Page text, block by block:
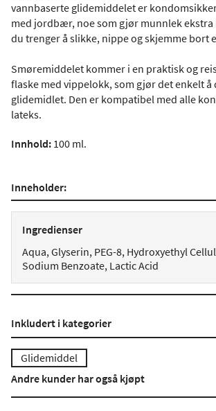
vannbaserte glidemiddelet er
med jordbær, noe som gjør munnlek
du trenger å slikke, nippe og skjemme bort
Smøremiddelet kommer i en praktisk og
flaske med vippelokk, som gjør det enkelt å
glidemidlet. Den er kompatibel med alle
lateks.
Innhold: 100 ml.
Inneholder:
Ingredienser
Aqua, Glyserin, PEG-8, Hydroxyethyl
Sodium Benzoate, Lactic Acid
Inkludert i kategorier
Glidemiddel
Andre kunder har også kjøpt